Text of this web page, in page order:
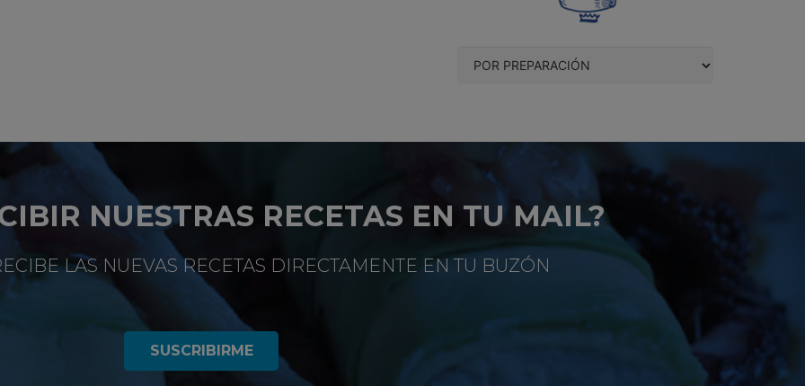
NUESTRAS RECETAS EN TU MAIL?
LAS NUEVAS RECETAS DIRECTAMENTE EN TU BUZÓN
SUSCRIBIRME